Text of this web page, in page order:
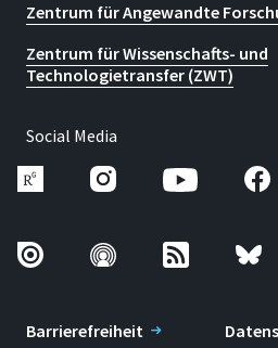
Zentrum für Angewandte
Zentrum für Wissenschafts- und
Technologietransfer (ZWT)
Social Media
Barrierefreiheit